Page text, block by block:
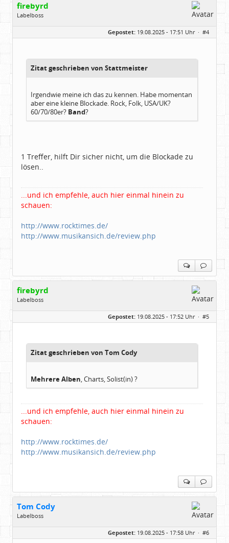
firebyrd
Labelboss
Hausgeburt (Ausgeburt?)
Beiträge:
48860
Gepostet: 19.08.2025 - 17:51 Uhr · #4
Zitat geschrieben von Stattmeister
Irgendwie meine ich das zu kennen. Habe momentan
aber eine kleine Blockade. Rock, Folk, USA/UK?
60/70/80er? Band?
1 Treffer, hilft Dir sicher nicht, um die Blockade zu
lösen..
...und ich empfehle, auch hier einmal hinein zu
schauen:
http://www.rocktimes.de/
http://www.musikansich.de/review.php
firebyrd
Labelboss
Geschlecht:
keine Angabe
Hausgeburt (Ausgeburt?)
Beiträge:
48860
Gepostet: 19.08.2025 - 17:52 Uhr · #5
Zitat geschrieben von Tom Cody
Mehrere Alben, Charts, Solist(in) ?
...und ich empfehle, auch hier einmal hinein zu
schauen:
http://www.rocktimes.de/
http://www.musikansich.de/review.php
Tom Cody
Labelboss
Alter:
70
Gepostet: 19.08.2025 - 17:58 Uhr · #6